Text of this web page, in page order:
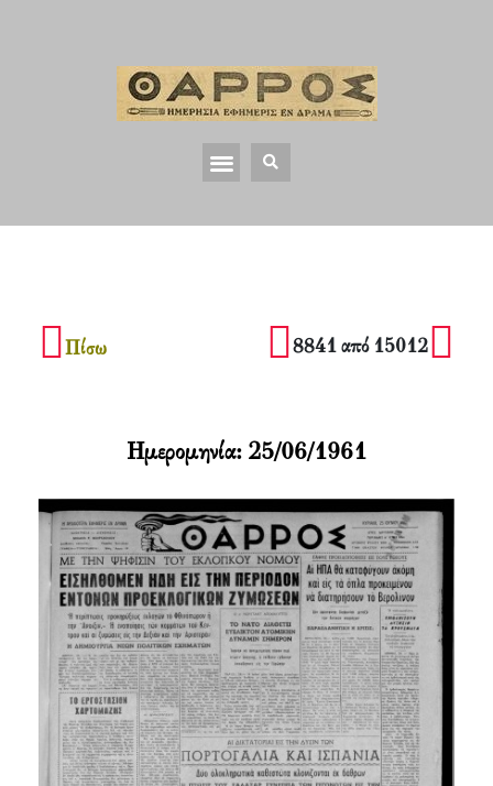
Πίσω 8841 από 15012
Ημερομηνία: 25/06/1961